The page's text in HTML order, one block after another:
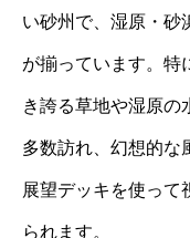
い砂州で、湿原・砂
が揃っています。特
き誇る草地や湿原の
多数訪れ、幻想的な
展望デッキを使って
られます。